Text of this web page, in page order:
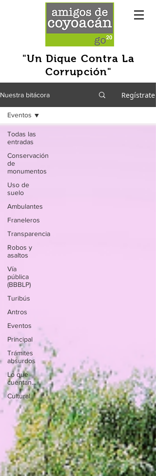
"Un Dique Contra La
Corrupción"
Nuestra bitácora Regístrate
Todas las
entradas
Conservación
de
monumentos
Uso de
suelo
Ambulantes
Franeleros
Transparencia
Robos y
asaltos
Vía
pública
(BBBLP)
Turibús
Antros
Eventos
Principal
Trámites
absurdos
Lo que
cuentan...
Cultural
Eventos